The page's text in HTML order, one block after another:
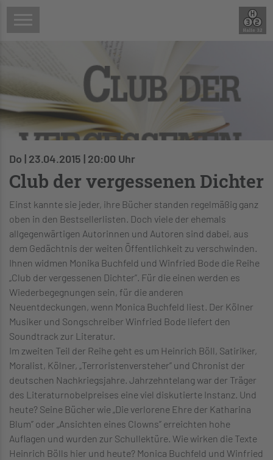
Do | 23.04.2015 | 20:00 Uhr
Club der vergessenen Dichter
Einst kannte sie jeder, ihre Bücher standen regelmäßig ganz
oben in den Bestsellerlisten. Doch viele der ehemals
allgegenwärtigen Autorinnen und Autoren sind dabei, aus
dem Gedächtnis der weiten Öffentlichkeit zu verschwinden.
Ihnen widmen Monika Buchfeld und Winfried Bode die Reihe
„Club der vergessenen Dichter”. Für die einen werden es
Wiederbegegnungen sein, für die anderen
Neuentdeckungen, wenn Monica Buchfeld liest. Der Kölner
Musiker und Songschreiber Winfried Bode liefert den
Soundtrack zur Literatur.
Im zweiten Teil der Reihe geht es um Heinrich Böll, Satiriker,
Moralist, Kölner, „Terroristenversteher” und Chronist der
deutschen Nachkriegsjahre. Jahrzehntelang war der Träger
des Literaturnobelpreises eine viel diskutierte Instanz. Und
heute? Seine Bücher wie „Die verlorene Ehre der Katharina
Blum” oder „Ansichten eines Clowns” erreichten hohe
Auflagen und wurden zur Schullektüre. Wie wirken die Texte
Heinrich Bölls hier und heute? Monica Buchfeld und Winfried